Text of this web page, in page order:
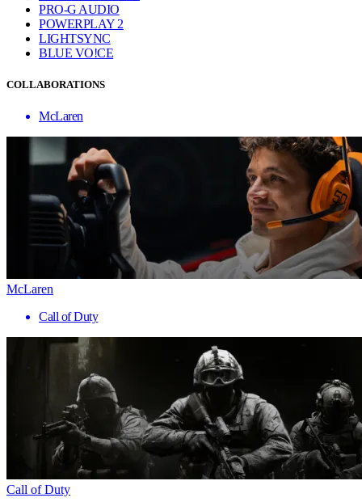
PRO-G AUDIO
POWERPLAY 2
LIGHTSYNC
BLUE VO!CE
COLLABORATIONS
McLaren
McLaren
Call of Duty
Call of Duty